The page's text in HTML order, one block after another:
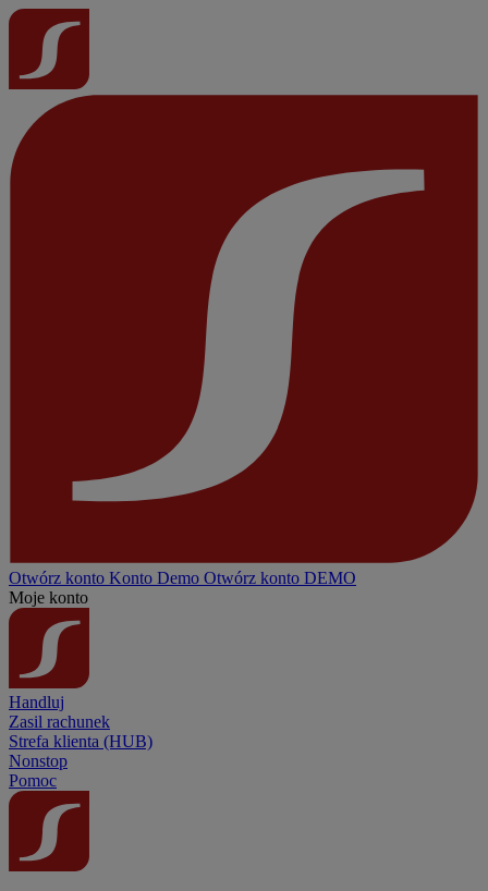
Otwórz konto Konto Demo Otwórz konto DEMO
Moje konto
Handluj
Zasil rachunek
Strefa klienta (HUB)
Nonstop
Pomoc